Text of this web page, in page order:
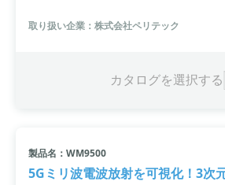
けるトラッキングも実現できます。測定加速
いた変位計測も非接触で行えるため、より簡
取り扱い企業：株式会社ペリテック
カタログを選択する
製品名：WM9500
5Gミリ波電波放射を可視化！3次